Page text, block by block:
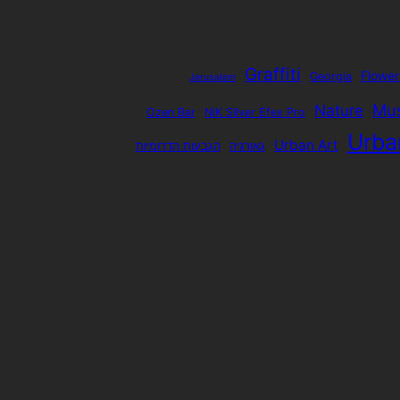
Georgia
Graffiti
Jerusalem
Nature
NIK SIlver Efex Pro
Ozen Bar
Urban Art גאורגיה הגבעות הדרומיות